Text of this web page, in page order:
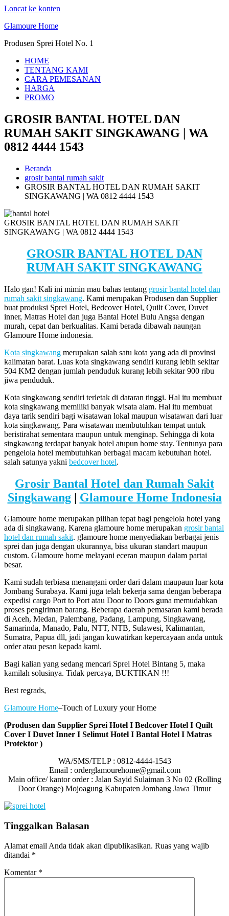
Loncat ke konten
Glamoure Home
Produsen Sprei Hotel No. 1
HOME
TENTANG KAMI
CARA PEMESANAN
HARGA
PROMO
GROSIR BANTAL HOTEL DAN
RUMAH SAKIT SINGKAWANG | WA
0812 4444 1543
Beranda
grosir bantal rumah sakit
GROSIR BANTAL HOTEL DAN RUMAH SAKIT
SINGKAWANG | WA 0812 4444 1543
GROSIR BANTAL HOTEL DAN RUMAH SAKIT
SINGKAWANG | WA 0812 4444 1543
GROSIR BANTAL HOTEL DAN
RUMAH SAKIT SINGKAWANG
Halo gan! Kali ini mimin mau bahas tentang grosir bantal hotel dan
rumah sakit singkawang. Kami merupakan Produsen dan Supplier
buat produksi Sprei Hotel, Bedcover Hotel, Quilt Cover, Duvet
inner, Matras Hotel dan juga Bantal Hotel Bulu Angsa dengan
murah, cepat dan berkualitas. Kami berada dibawah naungan
Glamoure Home indonesia.
Kota singkawang merupakan salah satu kota yang ada di provinsi
kalimatan barat. Luas kota singkawang sendiri kurang lebih sekitar
504 KM2 dengan jumlah penduduk kurang lebih sekitar 900 ribu
jiwa penduduk.
Kota singkawang sendiri terletak di dataran tinggi. Hal itu membuat
kota singkawang memiliki banyak wisata alam. Hal itu membuat
daya tarik sendiri bagi wisatawan lokal maupun wisatawan dari luar
kota singkawang. Para wisatawan membutuhkan tempat untuk
beristirahat sementara maupun untuk menginap. Sehingga di kota
singkawang terdapat banyak hotel atupun home stay. Tentunya para
pengelola hotel membutuhkan berbagai macam kebutuhan hotel.
salah satunya yakni bedcover hotel.
Grosir Bantal Hotel dan Rumah Sakit
Singkawang| Glamoure Home Indonesia
Glamoure home merupakan pilihan tepat bagi pengelola hotel yang
ada di singkawang. Karena glamoure home merupakan grosir bantal
hotel dan rumah sakit. glamoure home menyediakan berbagai jenis
sprei dan juga dengan ukurannya, bisa ukuran standart maupun
custom. Glamoure home melayani eceran maupun dalam partai
besar.
Kami sudah terbiasa menangani order dari dalam maupaun luar kota
Jombang Surabaya. Kami juga telah bekerja sama dengan beberapa
expedisi cargo Port to Port atau Door to Doors guna memudahkan
proses pengiriman barang. Beberapa daerah pemasaran kami berada
di Aceh, Medan, Palembang, Padang, Lampung, Singkawang,
Samarinda, Manado, Palu, NTT, NTB, Sulawesi, Kalimantan,
Sumatra, Papua dll, jadi jangan kuwatirkan kepercayaan anda untuk
order atau pesan kepada kami.
Bagi kalian yang sedang mencari Sprei Hotel Bintang 5, maka
kamilah solusinya. Tidak percaya, BUKTIKAN !!!
Best regrads,
Glamoure Home–Touch of Luxury your Home
(Produsen dan Supplier Sprei Hotel I Bedcover Hotel I Quilt
Cover I Duvet Inner I Selimut Hotel I Bantal Hotel I Matras
Protektor )
WA/SMS/TELP : 0812-4444-1543
Email : orderglamourehome@gmail.com
Main office/ kantor order : Jalan Sayid Sulaiman 3 No 02 (Rolling
Door Orange) Mojoagung Kabupaten Jombang Jawa Timur
Tinggalkan Balasan
Alamat email Anda tidak akan dipublikasikan. Ruas yang wajib
ditandai *
Komentar *